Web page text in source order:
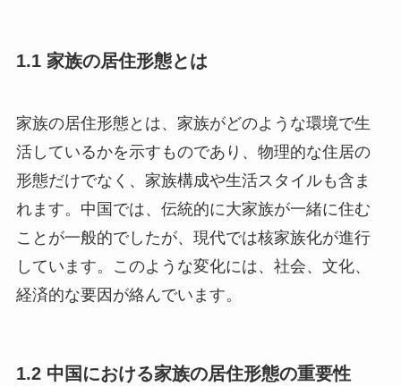
1.1 家族の居住形態とは
家族の居住形態とは、家族がどのような環境で生
活しているかを示すものであり、物理的な住居の
形態だけでなく、家族構成や生活スタイルも含ま
れます。中国では、伝統的に大家族が一緒に住む
ことが一般的でしたが、現代では核家族化が進行
しています。このような変化には、社会、文化、
経済的な要因が絡んでいます。
1.2 中国における家族の居住形態の重要性